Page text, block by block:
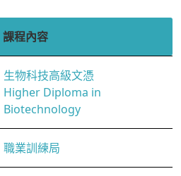
課程內容
生物科技高級文憑
Higher Diploma in
Biotechnology
職業訓練局